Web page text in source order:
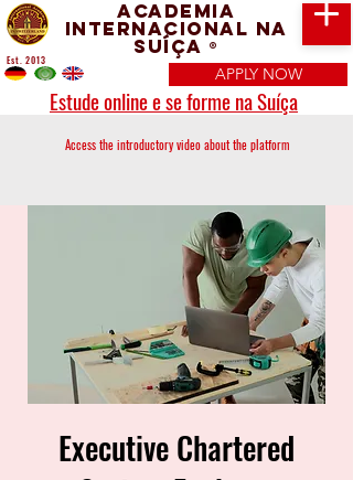
Academia
Internacional na
Suíça ®
APPLY NOW
Estude online e se forme na Suíça
Est. 2013
Access the introductory video about the platform
Executive Chartered